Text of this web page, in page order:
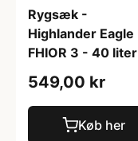
Rygsæk -
Highlander Eagle
FHIOR 3 - 40 liter
549,00 kr
Køb her